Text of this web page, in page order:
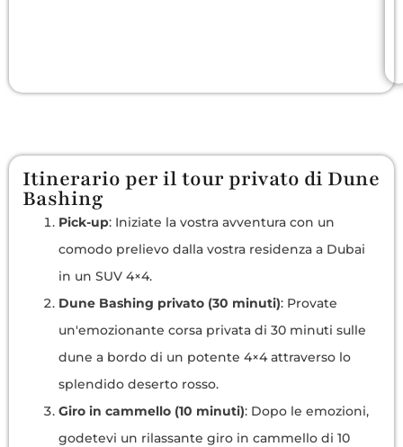
Itinerario per il tour privato di Dune
Bashing
Pick-up: Iniziate la vostra avventura con un
comodo prelievo dalla vostra residenza a Dubai
in un SUV 4×4.
Dune Bashing privato (30 minuti): Provate
un'emozionante corsa privata di 30 minuti sulle
dune a bordo di un potente 4×4 attraverso lo
splendido deserto rosso.
Giro in cammello (10 minuti): Dopo le emozioni,
godetevi un rilassante giro in cammello di 10